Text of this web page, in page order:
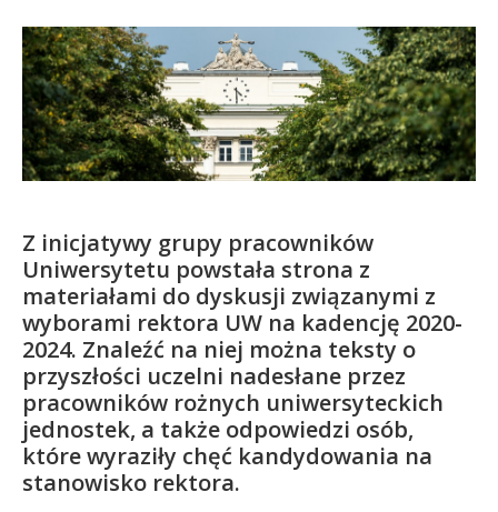
Kandydat
Absolwent
Z inicjatywy grupy pracowników
Uniwersytetu powstała strona z
materiałami do dyskusji związanymi z
wyborami rektora UW na kadencję 2020-
2024. Znaleźć na niej można teksty o
przyszłości uczelni nadesłane przez
pracowników rożnych uniwersyteckich
jednostek, a także odpowiedzi osób,
które wyraziły chęć kandydowania na
stanowisko rektora.